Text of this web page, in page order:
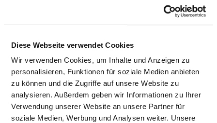
Diese Webseite verwendet Cookies
Wir verwenden Cookies, um Inhalte und Anzeigen zu
personalisieren, Funktionen für soziale Medien anbieten
zu können und die Zugriffe auf unsere Website zu
analysieren. Außerdem geben wir Informationen zu Ihrer
Verwendung unserer Website an unsere Partner für
soziale Medien, Werbung und Analysen weiter. Unsere
Sonnenburger Weg 3
16269 Wriezen
Tel.:03341-52-0
Mail:ed.lomhk@fg-lomhk